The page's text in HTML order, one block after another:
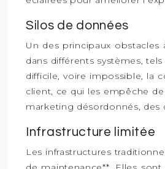
Silos de données
Un des principaux obstacles
dans différents systèmes,
difficile, voire impossible, la
client, ce qui les empêche
marketing désordonnés,
Infrastructure limitée
Les infrastructures